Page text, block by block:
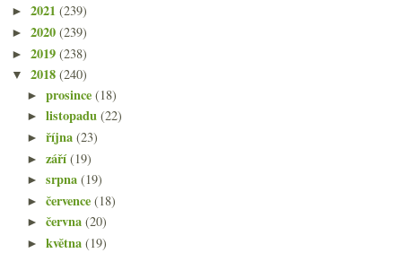
► 2021 (239)
► 2020 (239)
► 2019 (238)
▼ 2018 (240)
►prosince(18)
►listopadu(22)
►října(23)
►září(19)
►srpna(19)
►července(18)
►června(20)
►května(19)